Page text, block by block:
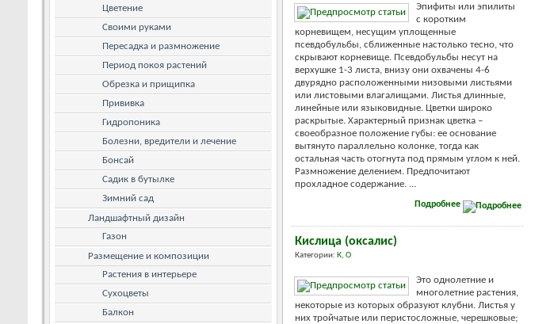
Эпифиты или эпилиты
с коротким
корневищем, несущим уплощенные
псевдобульбы, сближенные настолько тесно, что
скрывают корневище. Псевдобульбы несут на
верхушке 1-3 листа, внизу они охвачены 4-6
двурядно расположенными низовыми листьями
или листовыми влагалищами. Листья длинные,
линейные или языковидные. Цветки широко
раскрытые. Характерный признак цветка –
своеобразное положение губы: ее основание
вытянуто параллельно колонке, тогда как
остальная часть отогнута под прямым углом к ней.
Размножение делением. Предпочитают
прохладное содержание. ...
Подробнее
Кислица (оксалис)
Категории: К, О
Это однолетние и
многолетние растения,
некоторые из которых образуют клубни. Листья у
них тройчатые или перистосложные, черешковые;
Цветение
Своими руками
Пересадка и размножение
Период покоя растений
Обрезка и прищипка
Прививка
Гидропоника
Болезни, вредители и лечение
Бонсай
Садик в бутылке
Зимний сад
Ландшафтный дизайн
Газон
Размещение и композиции
Растения в интерьере
Сухоцветы
Балкон